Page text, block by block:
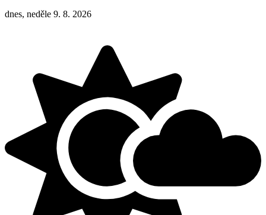
dnes, neděle 9. 8. 2026